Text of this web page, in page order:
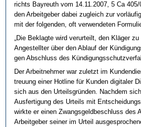
richts Bay­reuth vom 14.11.2007, 5 Ca
den Ar­beit­ge­ber da­bei zu­gleich zur
mit der fol­gen­den, oft ver­wen­de­ten
„Die Be­klag­te wird ver­ur­teilt, den Kläger
An­ge­stell­ter über den Ab­lauf der
gen Ab­schluss des
Der Ar­beit­neh­mer war zu­letzt im
treu­ung ei­ner Hot­line für Kun­den di­gi­ta­ler
sich aus den Ur­teils­gründen. Nach­dem
Aus­fer­ti­gung des Ur­teils mit
wirk­te er ei­nen Zwangs­geld­be­schluss des
Ar­beit­ge­ber sei­ner im Ur­teil